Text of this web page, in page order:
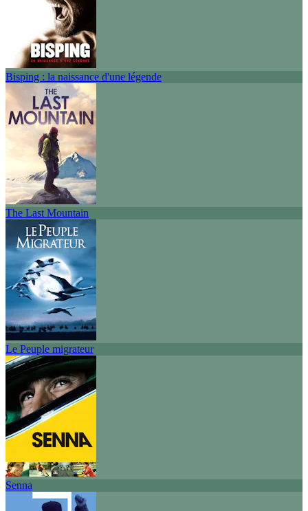
Bisping : la naissance d'une légende
The Last Mountain
Le Peuple migrateur
Senna